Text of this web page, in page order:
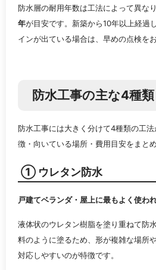
防水層の耐用年数は工法によって異な
年が目安です。新築から10年以上経過
インが出ている場合は、早めの点検を
防水工事の主な4種類
防水工事には大きく分けて4種類の工
徴・向いている場所・費用目安をまとめ
① ウレタン防水
戸建てベランダ・屋上に最もよく使わ
液体状のウレタン樹脂を塗り重ねて防
料のように塗るため、形が複雑な場所
対応しやすいのが特徴です。